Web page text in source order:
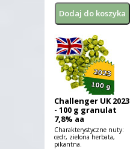
Challenger UK 2023
- 100 g granulat
7,8% aa
Charakterystyczne nuty:
cedr, zielona herbata,
pikantna.